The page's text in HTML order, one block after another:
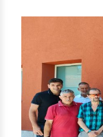
una figura di